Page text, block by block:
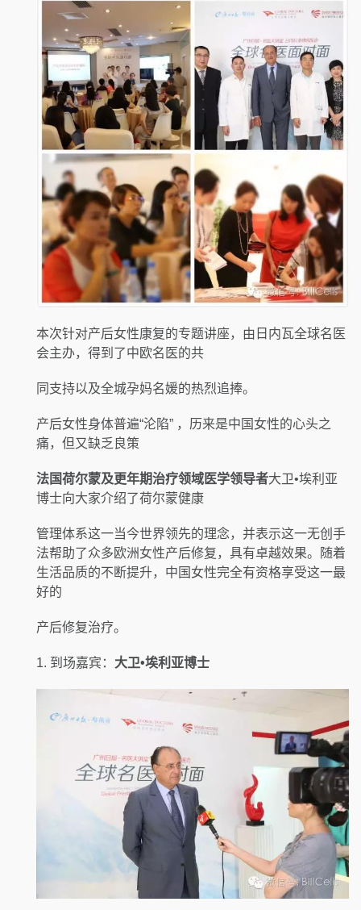
本次针对产后女性康复的专题讲座，由日内瓦全球名医
会主办，得到了中欧名医的共
同支持以及全城孕妈名媛的热烈追捧。
产后女性身体普遍“沦陷” ，历来是中国女性的心头之
痛，但又缺乏良策
法国荷尔蒙及更年期治疗领域医学领导者大卫•埃利亚
博士向大家介绍了荷尔蒙健康
管理体系这一当今世界领先的理念，并表示这一无创手
法帮助了众多欧洲女性产后修复，具有卓越效果。随着
生活品质的不断提升，中国女性完全有资格享受这一最
好的
产后修复治疗。
1. 到场嘉宾： 大卫•埃利亚博士